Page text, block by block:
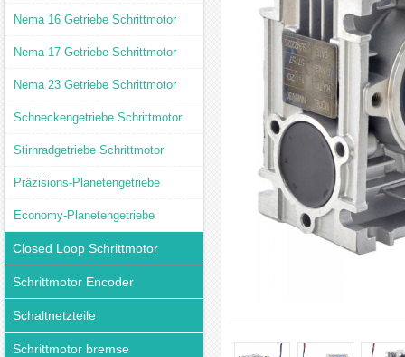
Nema 16 Getriebe Schrittmotor
Nema 17 Getriebe Schrittmotor
Nema 23 Getriebe Schrittmotor
Schneckengetriebe Schrittmotor
Stirnradgetriebe Schrittmotor
Präzisions-Planetengetriebe
Economy-Planetengetriebe
Closed Loop Schrittmotor
Schrittmotor Encoder
Schaltnetzteile
Schrittmotor bremse